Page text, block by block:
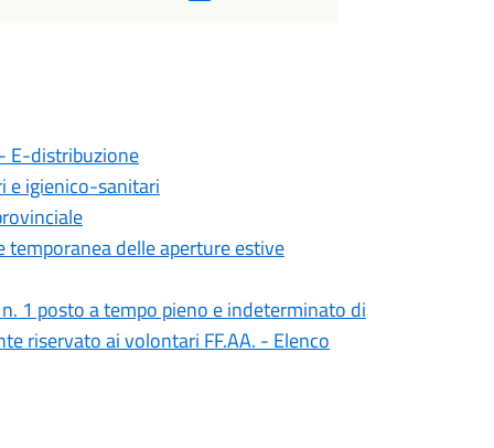
E-distribuzione
e igienico-sanitari
delle aperture estive
1 posto a tempo pieno e indeterminato di
riservato ai volontari FF.AA. - Elenco